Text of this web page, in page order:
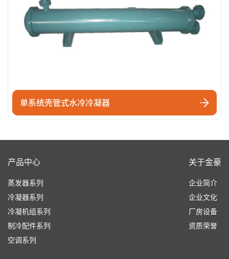
单系统壳管式水冷冷凝器
产品中心
蒸发器系列
冷凝器系列
冷凝机组系列
制冷配件系列
空调系列
关于金豪
企业简介
企业文化
厂房设备
资质荣誉